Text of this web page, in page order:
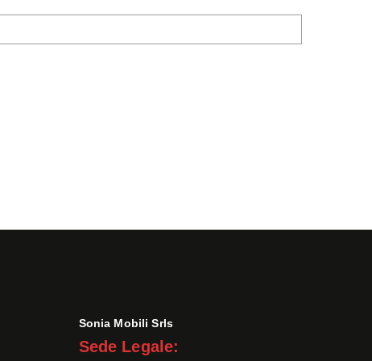
Sonia Mobili Srls
Sede Legale: